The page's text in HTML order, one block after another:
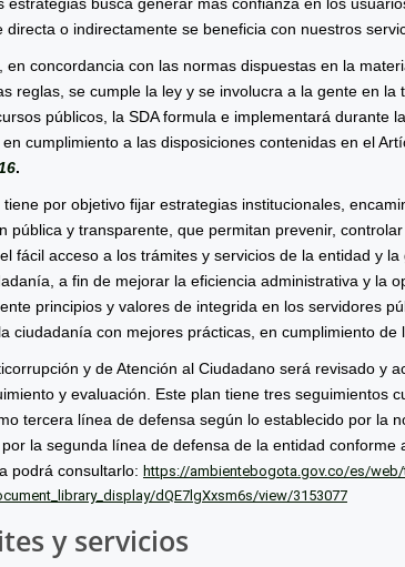
directa o indirectamente se beneficia con nuestros
en concordancia con las normas dispuestas en la
reglas, se cumple la ley y se involucra a la gente en
públicos, la SDA formula e implementará durante
cumplimiento a las disposiciones contenidas en el
.
tiene por objetivo fijar estrategias institucionales,
pública y transparente, que permitan prevenir,
fácil acceso a los trámites y servicios de la entidad y
a fin de mejorar la eficiencia administrativa y la
principios y valores de integrida en los servidores
ciudadanía con mejores prácticas, en cumplimiento de
y de Atención al Ciudadano será revisado y
y evaluación. Este plan tiene tres seguimientos
tercera línea de defensa según lo establecido por la
la segunda línea de defensa de la entidad
podrá consultarlo: https://ambientebogota.gov.co/es/
dQE7lgXxsm6s/view/3153077
y servicios